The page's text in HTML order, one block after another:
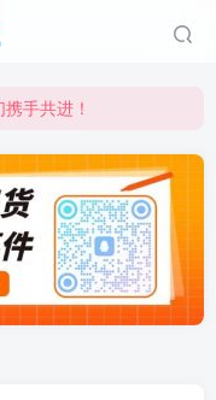
、自媒体短视频教程等，长期更新各大精品创业项目！
自媒体短视频教程等，长期更新各大精品创业项目！